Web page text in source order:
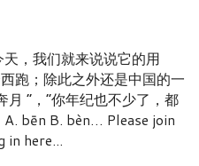
，我们就来说说它的用
跑；除此之外还是中国的一
”，“你年纪也不少了，都
A. bēn B. bèn… Please join
in here...